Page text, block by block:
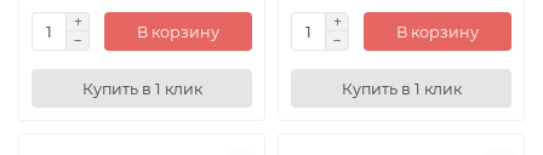
В корзину
Купить в 1 клик
В корзину
Купить в 1 клик